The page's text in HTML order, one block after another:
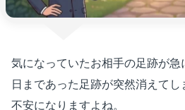
気になっていたお相手の足跡が
日まであった足跡が突然消えて
不安になりますよね。